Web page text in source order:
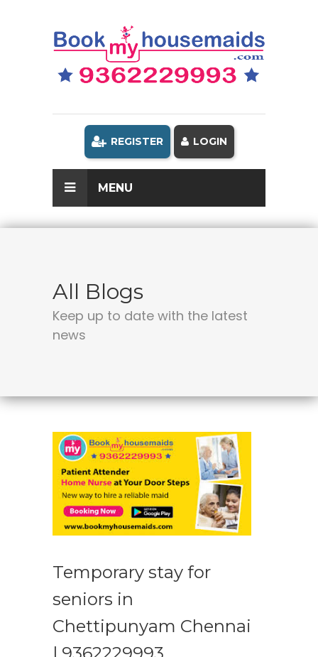
REGISTER LOGIN
MENU
All Blogs
Keep up to date with the latest
news
Temporary stay for
seniors in
Chettipunyam Chennai